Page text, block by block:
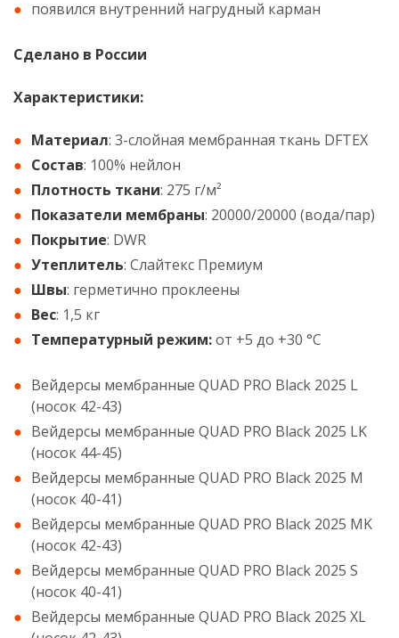
появился внутренний нагрудный карман
Сделано в России
Характеристики:
Материал: 3-слойная мембранная ткань DFTEX
Состав: 100% нейлон
Плотность ткани: 275 г/м²
Показатели мембраны: 20000/20000 (вода/пар)
Покрытие: DWR
Утеплитель: Слайтекс Премиум
Швы: герметично проклеены
Вес: 1,5 кг
Температурный режим:от +5 до +30 °С
Вейдерсы мембранные QUAD PRO Black 2025 L
(носок 42-43)
Вейдерсы мембранные QUAD PRO Black 2025 LK
(носок 44-45)
Вейдерсы мембранные QUAD PRO Black 2025 M
(носок 40-41)
Вейдерсы мембранные QUAD PRO Black 2025 MK
(носок 42-43)
Вейдерсы мембранные QUAD PRO Black 2025 S
(носок 40-41)
Вейдерсы мембранные QUAD PRO Black 2025 XL